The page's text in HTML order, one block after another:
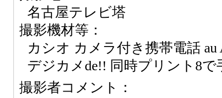
名古屋テレビ塔
撮影機材等：
カシオ カメラ付き携帯電話 au
デジカメde!! 同時プリント8で
撮影者コメント：